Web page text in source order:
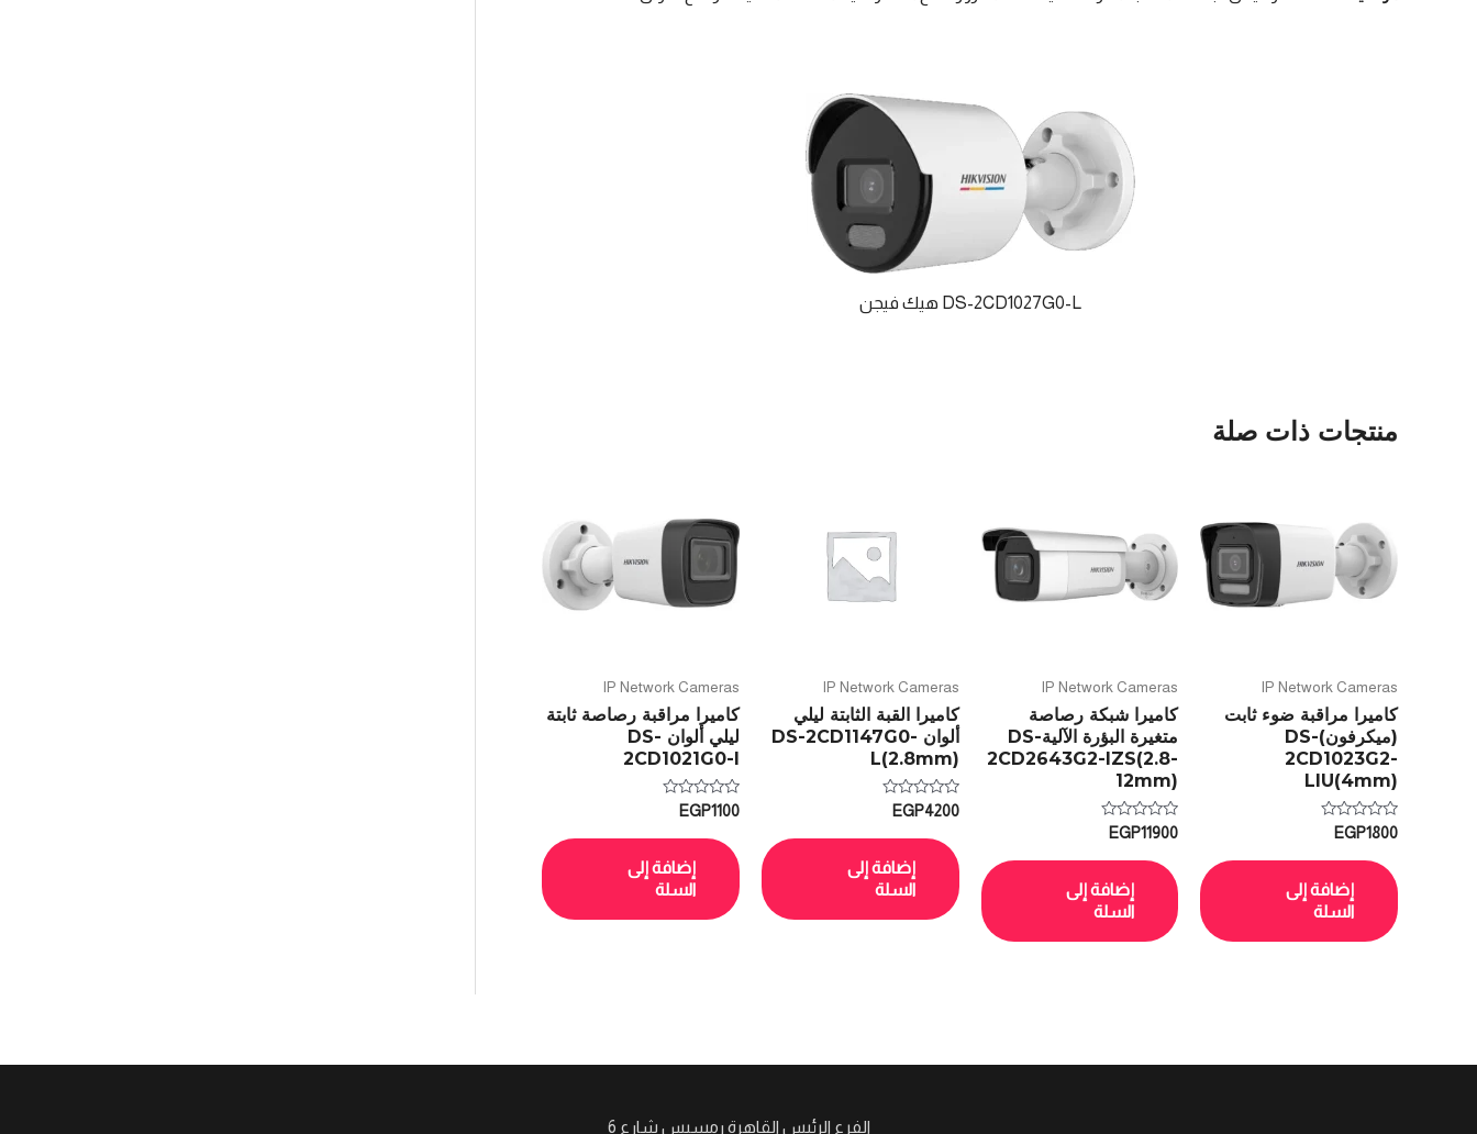
DS-2CD1027G0-L هيك فيجن
منتجات ذات صلة
IP Network Cameras
كاميرا مراقبة ضوء ثابت
(ميكرفون)DS-
2CD1023G2-
LIU(4mm)
تم
من
5
EGP1800
إضافة إلى
السلة
IP Network Cameras
كاميرا شبكة رصاصة
متغيرة البؤرة الآليةDS-
2CD2643G2-IZS(2.8-
12mm)
تم
من
5
EGP11900
إضافة إلى
السلة
IP Network Cameras
كاميرا القبة الثابتة ليلي
ألوان DS-2CD1147G0-
L(2.8mm)
تم
من
5
EGP4200
إضافة إلى
السلة
IP Network Cameras
كاميرا مراقبة رصاصة ثابتة
ليلي ألوان DS-
2CD1021G0-I
تم
من
5
EGP1100
إضافة إلى
السلة
الفرع الرئيس القاهرة رمسيس شارع 6